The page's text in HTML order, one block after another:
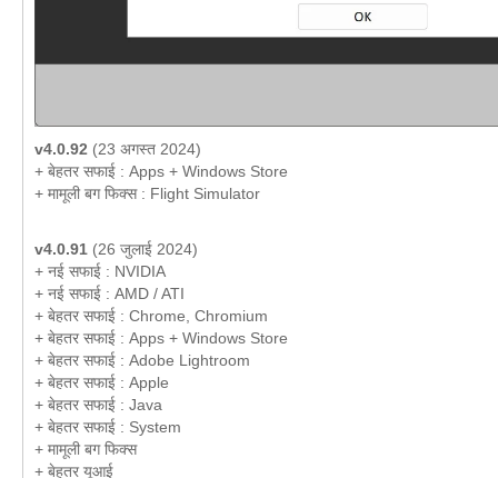
v4.0.92 (23 अगस्त 2024)
+ बेहतर सफाई : Apps + Windows Store
+ मामूली बग फिक्स : Flight Simulator
v4.0.91 (26 जुलाई 2024)
+ नई सफाई : NVIDIA
+ नई सफाई : AMD / ATI
+ बेहतर सफाई : Chrome, Chromium
+ बेहतर सफाई : Apps + Windows Store
+ बेहतर सफाई : Adobe Lightroom
+ बेहतर सफाई : Apple
+ बेहतर सफाई : Java
+ बेहतर सफाई : System
+ मामूली बग फिक्स
+ बेहतर यूआई